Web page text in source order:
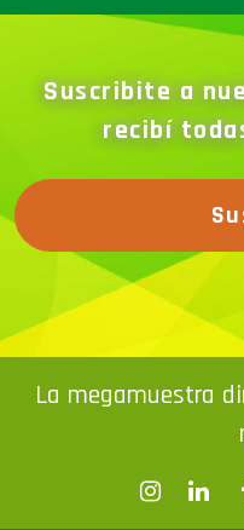
Suscribite a
recibí
La megamuestra